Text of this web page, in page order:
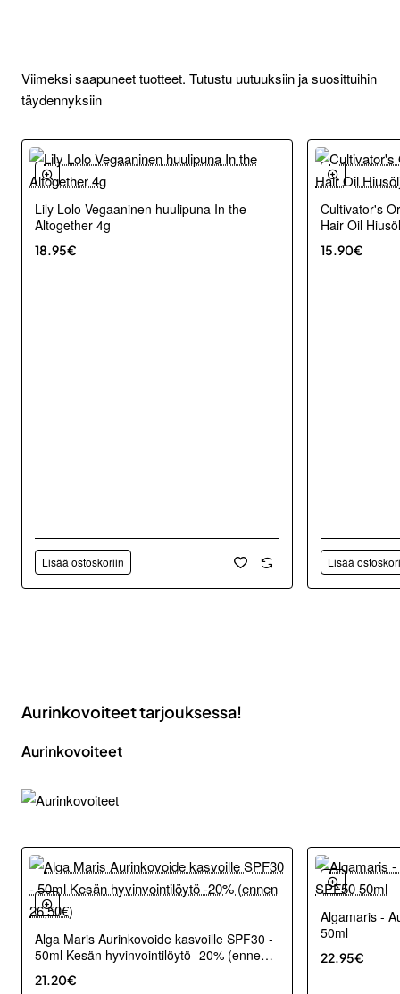
Viimeksi saapuneet tuotteet. Tutustu uutuuksiin ja suosittuihin
täydennyksiin
Uutuus
Lily Lolo Vegaaninen huulipuna In the
Altogether 4g
18.95€
Lisää ostoskoriin
Cultivator's
Hair Oil
15.90€
Lisää
Aurinkovoiteet tarjouksessa!
Aurinkovoiteet
Alga Maris Aurinkovoide kasvoille SPF30 -
50ml Kesän hyvinvointilöytö -20% (ennen
26,50€)
21.20€
Algamaris -
50ml
22.95€